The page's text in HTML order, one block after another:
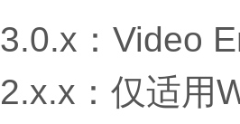
3.0.x：Video
2.x.x：仅适用